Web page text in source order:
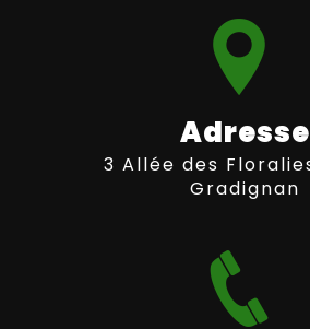
Adresse
3 Allée des Floralies, 33170
Gradignan